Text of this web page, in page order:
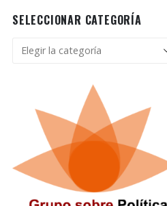
SELECCIONAR CATEGORÍA
Seleccionar
categoría